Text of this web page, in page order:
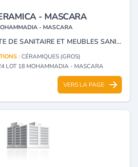
- MASCARA
- MASCARA
IMPORTATION VENTE DE SANITAIRE ET MEUBLES SANITAIRE FAÏENCE ET DALLE DE SOL.
:CÉRAMIQUES (GROS)
LOT 18 MOHAMMADIA - MASCARA
VERS LA PAGE